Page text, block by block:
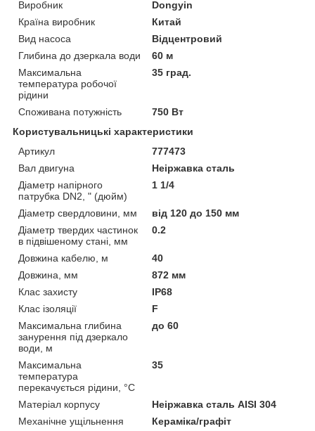
Виробник
Dongyin
Країна виробник
Китай
Вид насоса
Відцентровий
Глибина до дзеркала води
60 м
Максимальна
температура робочої
рідини
35 град.
Споживана потужність
750 Вт
Користувальницькі характеристики
Артикул
777473
Вал двигуна
Неіржавка сталь
Діаметр напірного
патрубка DN2, " (дюйм)
1 1/4
Діаметр свердловини, мм
від 120 до 150 мм
Діаметр твердих частинок
в підвішеному стані, мм
0.2
Довжина кабелю, м
40
Довжина, мм
872 мм
Клас захисту
IP68
Клас ізоляції
F
Максимальна глибина
занурення під дзеркало
води, м
до 60
Максимальна
температура
перекачується рідини, °C
35
Матеріал корпусу
Неіржавка сталь AISI 304
Механічне ущільнення
Кераміка/графіт